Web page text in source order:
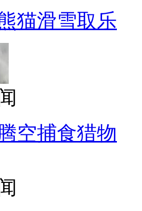
猫滑雪取乐
空捕食猎物